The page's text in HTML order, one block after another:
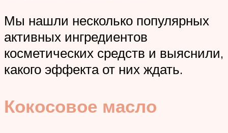
Мы нашли несколько популярных
активных ингредиентов
косметических средств и выяснили,
какого эффекта от них ждать.
Кокосовое масло